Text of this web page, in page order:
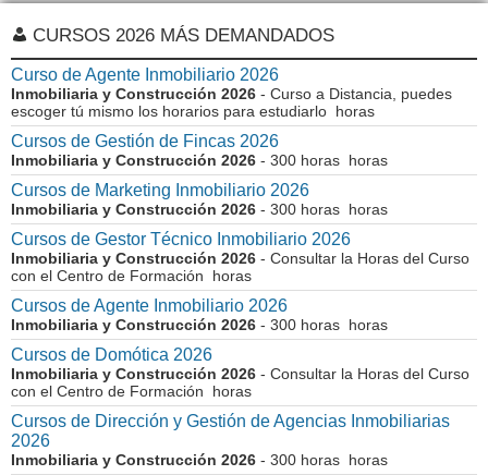
CURSOS 2026 MÁS DEMANDADOS
Curso de Agente Inmobiliario 2026
Inmobiliaria y Construcción 2026 - Curso a Distancia, puedes
escoger tú mismo los horarios para estudiarlo horas
Cursos de Gestión de Fincas 2026
Inmobiliaria y Construcción 2026 - 300 horas horas
Cursos de Marketing Inmobiliario 2026
Inmobiliaria y Construcción 2026 - 300 horas horas
Cursos de Gestor Técnico Inmobiliario 2026
Inmobiliaria y Construcción 2026 - Consultar la Horas del Curso
con el Centro de Formación horas
Cursos de Agente Inmobiliario 2026
Inmobiliaria y Construcción 2026 - 300 horas horas
Cursos de Domótica 2026
Inmobiliaria y Construcción 2026 - Consultar la Horas del Curso
con el Centro de Formación horas
Cursos de Dirección y Gestión de Agencias Inmobiliarias
2026
Inmobiliaria y Construcción 2026 - 300 horas horas